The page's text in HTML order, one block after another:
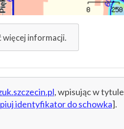
więcej informacji.
, wpisując w tytule
identyfikator do schowka].